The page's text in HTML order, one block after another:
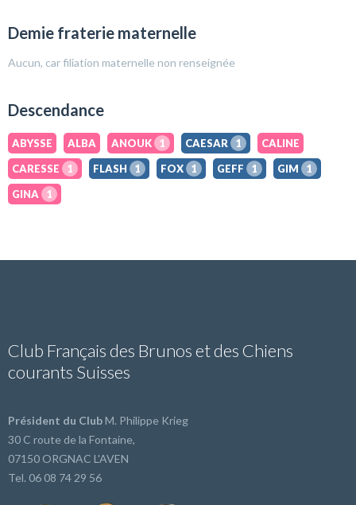
Demie fraterie maternelle
Aucun, car filiation maternelle non renseignée
Descendance
ABYSSE ALBA ANOUK 1 CAESAR 1
CALINE
CARESSE
1 FLASH 1 FOX 1 GEFF 1 GIM
1
GINA
1
Club Français des Brunos et des Chiens
courants Suisses
Président du ClubM. Philippe Krieg
30 C route de la Fontaine,
07150 ORGNAC L'AVEN
Tel. 06 08 74 29 56